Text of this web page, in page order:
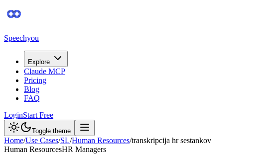
Speechyou
Explore
Claude MCP
Pricing
Blog
FAQ
LoginStart Free
Toggle theme
Home/Use Cases/SL/Human Resources/transkripcija hr sestankov
Human ResourcesHR Managers